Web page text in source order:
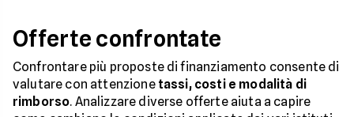
Offerte confrontate
Confrontare più proposte di finanziamento consente di
valutare con attenzione tassi, costi e modalità di
rimborso. Analizzare diverse offerte aiuta a capire